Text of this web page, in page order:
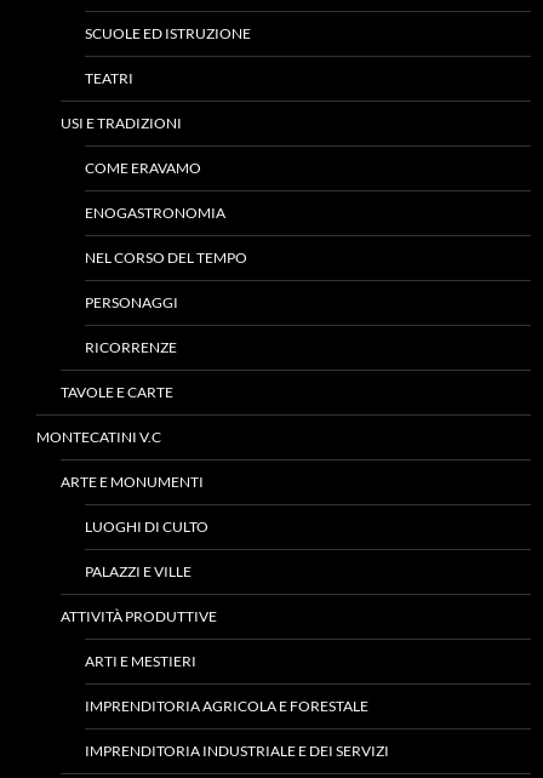
SCUOLE ED ISTRUZIONE
TEATRI
USI E TRADIZIONI
COME ERAVAMO
ENOGASTRONOMIA
NEL CORSO DEL TEMPO
PERSONAGGI
RICORRENZE
TAVOLE E CARTE
MONTECATINI V.C
ARTE E MONUMENTI
LUOGHI DI CULTO
PALAZZI E VILLE
ATTIVITÀ PRODUTTIVE
ARTI E MESTIERI
IMPRENDITORIA AGRICOLA E FORESTALE
IMPRENDITORIA INDUSTRIALE E DEI SERVIZI